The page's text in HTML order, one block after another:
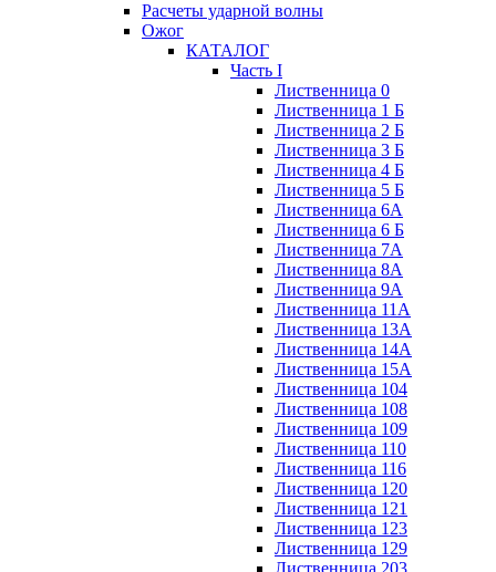
Расчеты ударной волны
Ожог
КАТАЛОГ
Часть I
Лиственница 0
Лиственница 1 Б
Лиственница 2 Б
Лиственница 3 Б
Лиственница 4 Б
Лиственница 5 Б
Лиственница 6А
Лиственница 6 Б
Лиственница 7А
Лиственница 8А
Лиственница 9А
Лиственница 11А
Лиственница 13А
Лиственница 14А
Лиственница 15А
Лиственница 104
Лиственница 108
Лиственница 109
Лиственница 110
Лиственница 116
Лиственница 120
Лиственница 121
Лиственница 123
Лиственница 129
Лиственница 203